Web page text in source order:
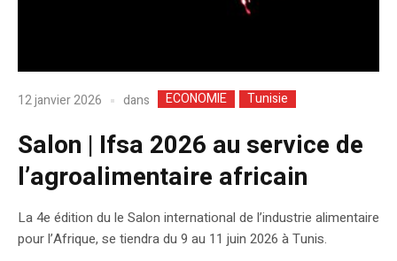
12 janvier 2026 dans ECONOMIE Tunisie
Salon | Ifsa 2026 au service de
l’agroalimentaire africain
La 4e édition du le Salon international de l’industrie alimentaire
pour l’Afrique, se tiendra du 9 au 11 juin 2026 à Tunis.